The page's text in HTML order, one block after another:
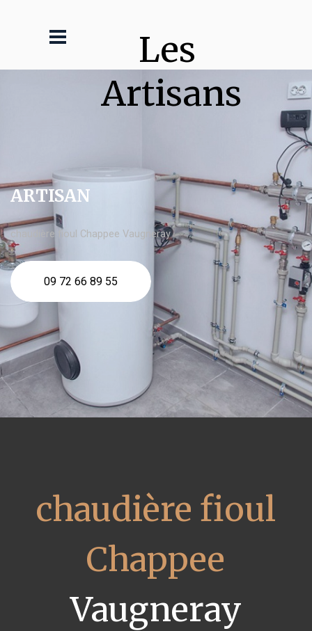
Les
Artisans
ARTISAN
chaudière fioul Chappee Vaugneray
09 72 66 89 55
chaudière fioul
Chappee
Vaugneray